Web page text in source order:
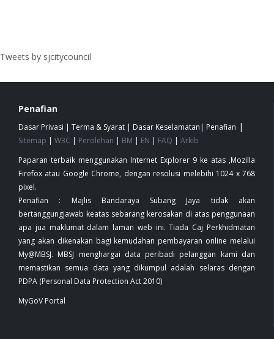
Tweets by sjcitycouncil
Penafian
Dasar Privasi | Terma & Syarat | Dasar Keselamatan | Penafian |
Sitemap | W3C | Perolehan | BM | EN | FAQ | Arkib
Paparan terbaik menggunakan Internet Explorer 9 ke atas ,Mozilla
Firefox atau Google Chrome, dengan resolusi melebihi 1024 x 768
pixel.
Penafian : Majlis Bandaraya Subang Jaya tidak akan
bertanggungjawab keatas sebarang kerosakan di atas penggunaan
apa jua maklumat dalam laman web ini. Tiada Caj Perkhidmatan
yang akan dikenakan bagi kemudahan pembayaran online melalui
My@MBSJ. MBSJ menghargai data peribadi pelanggan kami dan
memastikan semua data yang dikumpul adalah selaras dengan
PDPA (Personal Data Protection Act 2010)
MyGoV Portal